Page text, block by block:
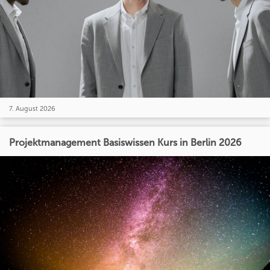
7. August 2026
Projektmanagement Basiswissen Kurs in Berlin 2026